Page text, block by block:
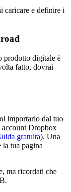
caricare e definire i
prodotto digitale è
fatto, dovrai
importarlo dal tuo
account Dropbox
gratuita). Una
tua pagina
ma ricordati che